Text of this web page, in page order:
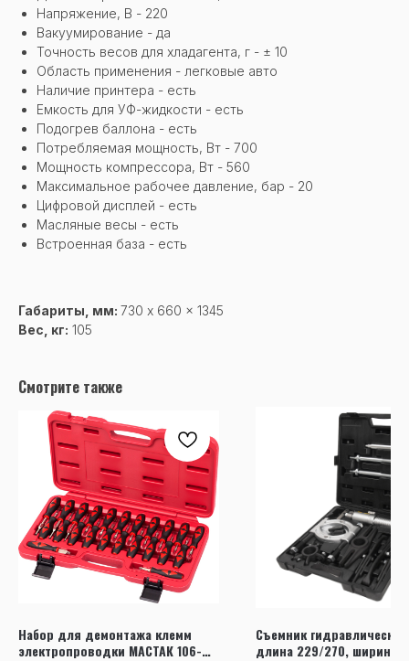
Напряжение, В - 220
Вакуумирование - да
Точность весов для хладагента, г - ± 10
Область применения - легковые авто
Наличие принтера - есть
Емкость для УФ-жидкости - есть
Подогрев баллона - есть
Потребляемая мощность, Вт - 700
Мощность компрессора, Вт - 560
Максимальное рабочее давление, бар - 20
Цифровой дисплей - есть
Масляные весы - есть
Встроенная база - есть
Габариты, мм: 730 x 660 x 1345
Вес, кг: 105
Смотрите также
Набор для демонтажа клемм
электропроводки МАСТАК 106-
Съемник
длина 229/270, ширина